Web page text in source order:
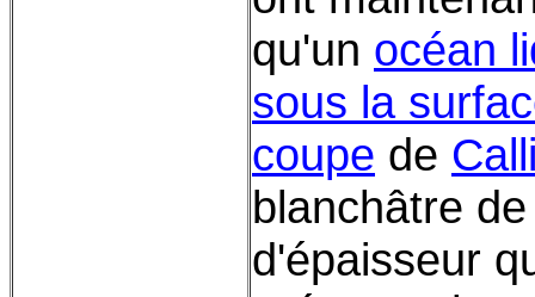
qu'un océan
sous la
coupe de
blanchâtre
d'épaisseur